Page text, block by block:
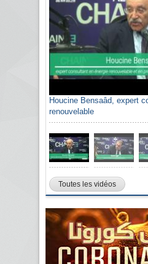
Houcine Bensaâd, expert
renouvelable
Toutes les vidéos